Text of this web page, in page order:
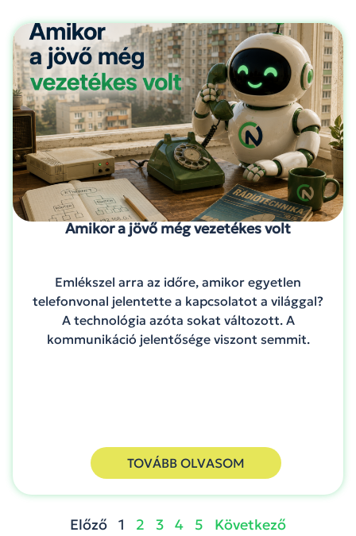
Amikor a jövő még vezetékes volt
Emlékszel arra az időre, amikor egyetlen
telefonvonal jelentette a kapcsolatot a világgal?
A technológia azóta sokat változott. A
kommunikáció jelentősége viszont semmit.
TOVÁBB OLVASOM
Előző 1 2 3 4 5 Következő